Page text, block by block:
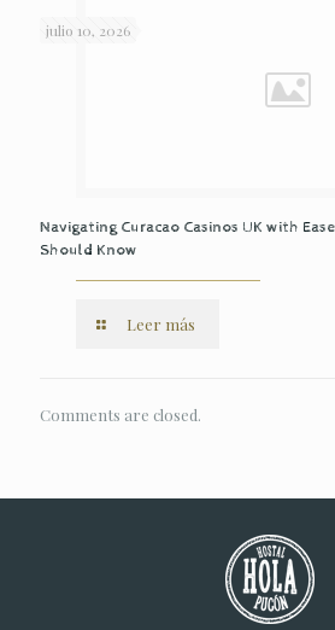
julio 10, 2026
Navigating Curacao Casinos UK with
Should Know
Leer más
Comments are closed.